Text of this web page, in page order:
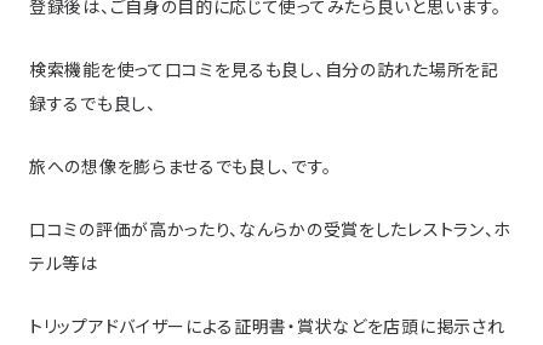
登録後は、ご自身の目的に応じて使ってみたら良いと思います。
検索機能を使って口コミを見るも良し、自分の訪れた場所を記
録するでも良し、
旅への想像を膨らませるでも良し、です。
口コミの評価が高かったり、なんらかの受賞をしたレストラン、ホ
テル等は
トリップアドバイザーによる証明書・賞状などを店頭に掲示され